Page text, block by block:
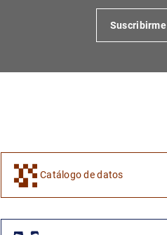
Suscribirme
Catálogo de datos